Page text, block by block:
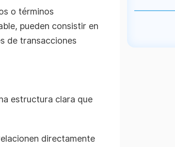
o términos
pueden consistir en
de transacciones
estructura clara que
directamente